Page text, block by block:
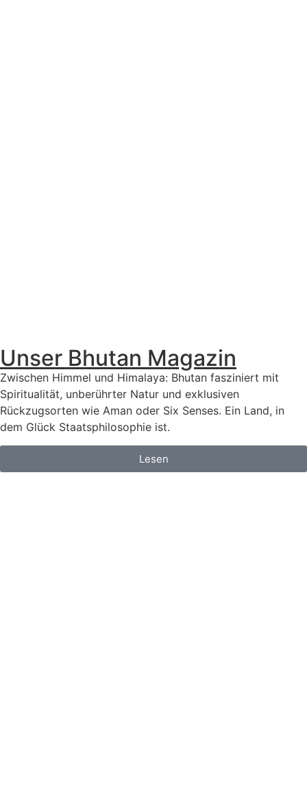
Unser Bhutan Magazin
Zwischen Himmel und Himalaya: Bhutan fasziniert mit
Spiritualität, unberührter Natur und exklusiven
Rückzugsorten wie Aman oder Six Senses. Ein Land, in
dem Glück Staatsphilosophie ist.
Lesen